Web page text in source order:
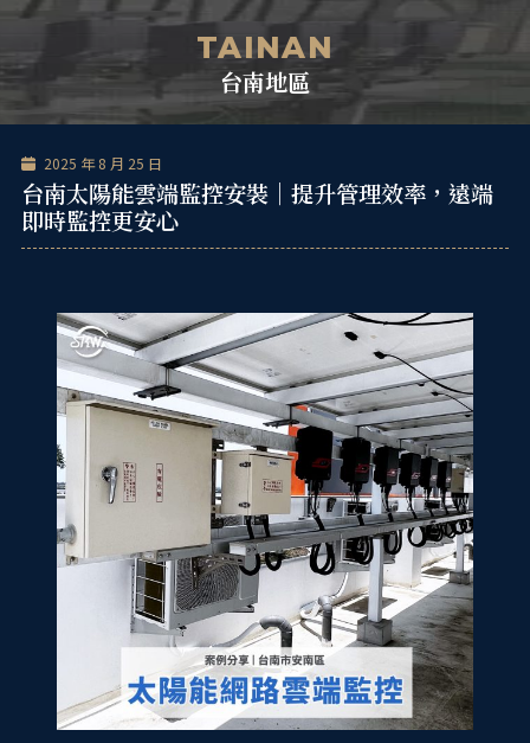
主
要
內
單 TAINAN
台南地區
2025 年 8 月 25 日
台南太陽能雲端監控安裝｜提升管理效率，遠端
即時監控更安心